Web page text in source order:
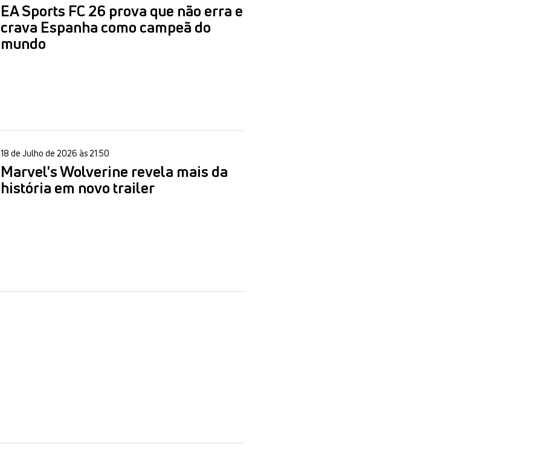
EA Sports FC 26 prova que não erra e
crava Espanha como campeã do
mundo
18 de Julho de 2026 às 21:50
Marvel's Wolverine revela mais da
história em novo trailer